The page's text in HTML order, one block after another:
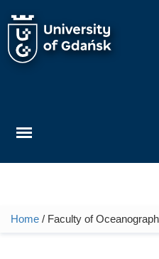
You are here
Home / Faculty of